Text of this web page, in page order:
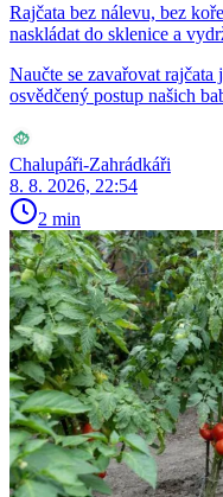
Rajčata bez nálevu, bez
naskládat do sklenice a
Naučte se zavařovat
osvědčený postup našich
Chalupáři-Zahrádkáři
8. 8. 2026, 22:54
2 min